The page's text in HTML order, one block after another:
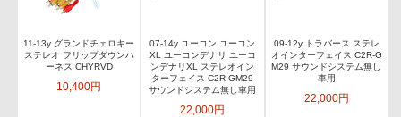
11-13y グランドチェロキー
ステレオ フリップダウンハ
ーネス CHYRVD
10,400円
07-14y ユーコン ユーコン
XL ユーコンデナリ ユーコ
ンデナリXL ステレオイン
ターフェイス C2R-GM29
サウンドシステム無し車用
22,000円
09-12y トラバース ステレ
オインターフェイス C2R-G
M29 サウンドシステム無し
車用
22,000円